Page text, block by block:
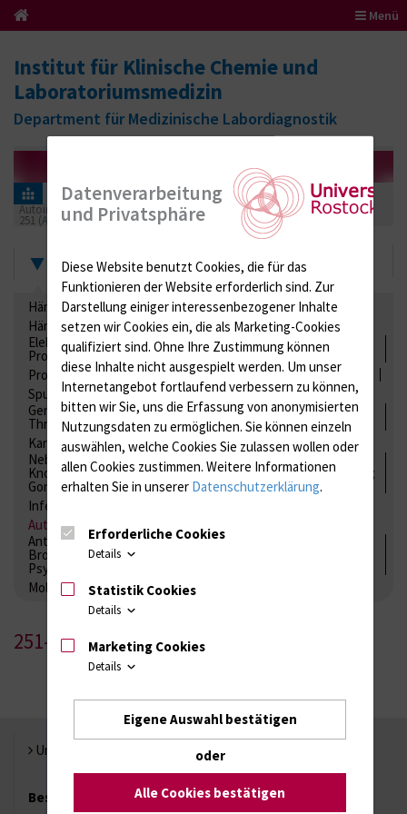
Menü
Institut für Klinische Chemie und
Laboratoriumsmedizin
Department für Medizinische Labordiagnostik
Informationen für Einsender
Ringversuchszertifikate
Autoimmundiagnostik
251 (Autoimmunerkrankungen 01 - Kollagenosen (ANA))
Zertifikate
Hämatologie / Anämie
Retikulozyten
Hämoglobinelektrophorese
Liquordiagnostik
Elektrolyte, Enzyme, Substrate, Metabolite, Blutalkohol,
Proteine
Proteine
Lipide / Lipoproteine Niere / Harnwege
Spurenelemente
Säuren-Basen-Status
Gerinnung / Gerinnungsaktivierung / Gerinnungsfaktoren /
Thrombozytenfunktion / Antikoagulation
Kardiale Marker
Tumormarker
Interleukine
Nebenniere / Niere; Nebenschilddrüse ( Ca-Stoffwechsel /
Knochen; Hypophyse / Wachstum; Gestroinaltrakt / Vitamine;
Gonaden / Zyklus / Sterilität
Infektionsserologie
Autoimmundiagnostik
Antibiotika, Zystostatika, Immunsuppressiva, Amaleptika,
Bronchospasmolytika, Antiepileptika, Kardiaka,
Psychpharmaka
Molekulare Diagnostik
251-1
Universität Rostock
Besuchen Sie uns
Datenverarbeitung
und Privatsphäre
Diese Website benutzt Cookies, die für das
Funktionieren der Website erforderlich sind. Zur
Darstellung einiger interessenbezogener Inhalte
setzen wir Cookies ein, die als Marketing-Cookies
qualifiziert sind. Ohne Ihre Zustimmung können
diese Inhalte nicht ausgespielt werden. Um unser
Internetangebot fortlaufend verbessern zu können,
bitten wir Sie, uns die Erfassung von anonymisierten
Nutzungsdaten zu ermöglichen. Sie können einzeln
auswählen, welche Cookies Sie zulassen wollen oder
allen Cookies zustimmen. Weitere Informationen
erhalten Sie in unserer Datenschutzerklärung.
Erforderliche Cookies
Details
Statistik Cookies
Details
Marketing Cookies
Details
Eigene Auswahl bestätigen
oder
Alle Cookies bestätigen